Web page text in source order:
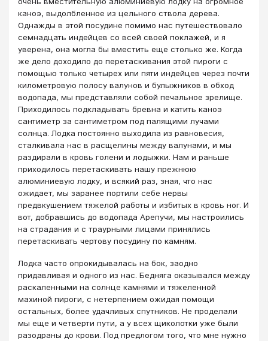
каноэ, выдолбленное из цельного ствола дерева.
Однажды в этой посудине помимо нас путешествовало
семнадцать индейцев со всей своей поклажей, и я
уверена, она могла бы вместить еще столько же. Когда
же дело доходило до перетаскивания этой пироги с
помощью только четырех или пяти индейцев через почти
километровую полосу валунов и булыжников в обход
водопада, мы представляли собой печальное зрелище.
Приходилось подкладывать бревна и катить каноэ
сантиметр за сантиметром под палящими лучами
солнца. Лодка постоянно выходила из равновесия,
сталкивала нас в расщелины между валунами, и мы
раздирали в кровь голени и лодыжки. Нам и раньше
приходилось перетаскивать нашу прежнюю
алюминиевую лодку, и всякий раз, зная, что нас
ожидает, мы заранее портили себе нервы
предвкушением тяжелой работы и избитых в кровь ног. И
вот, добравшись до водопада Арепучи, мы настроились
на страдания и с траурными лицами принялись
перетаскивать чертову посудину по камням.
Лодка часто опрокидывалась на бок, заодно
придавливая и одного из нас. Бедняга оказывался между
раскаленными на солнце камнями и тяжеленной
махиной пироги, с нетерпением ожидая помощи
остальных, более удачливых спутников. Не проделали
мы еще и четверти пути, а у всех щиколотки уже были
разодраны до крови. Под предлогом того, что мне нужно